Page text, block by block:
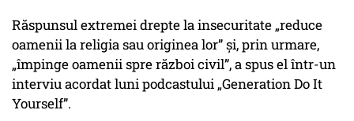
Răspunsul extremei drepte la insecuritate „reduce
oamenii la religia sau originea lor” și, prin urmare,
„împinge oamenii spre război civil”, a spus el într-un
interviu acordat luni podcastului „Generation Do It
Yourself”.